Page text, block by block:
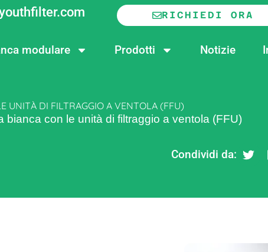
RICHIEDI ORA
modulare Prodotti Notizie
UNITÀ DI FILTRAGGIO A VENTOLA (FFU)
con le unità di filtraggio a ventola (FFU)
Condividi da: